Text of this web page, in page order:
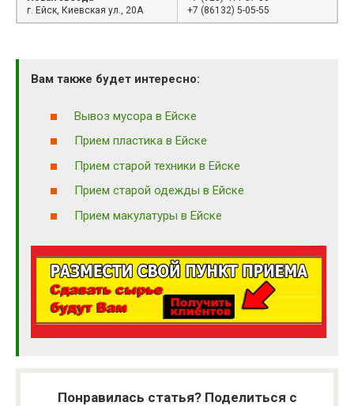
г. Ейск, Киевская ул., 20А
+7 (86132) 5-05-55
Вам также будет интересно:
Вывоз мусора в Ейске
Прием пластика в Ейске
Прием старой техники в Ейске
Прием старой одежды в Ейске
Прием макулатуры в Ейске
Понравилась статья? Поделиться с